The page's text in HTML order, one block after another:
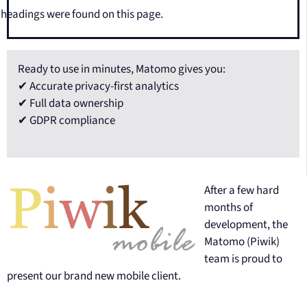
were found on this page.
Ready to use in minutes, Matomo gives you:
✔ Accurate privacy-first analytics
✔ Full data ownership
✔ GDPR compliance
After a few hard
months of
development, the
Matomo (Piwik)
team is proud to
present our brand new mobile client.